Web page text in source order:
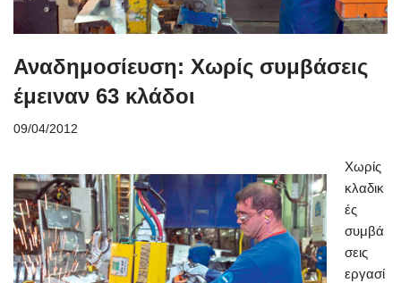
Αναδημοσίευση: Χωρίς συμβάσεις
έμειναν 63 κλάδοι
09/04/2012
Χωρίς
κλαδικ
ές
συμβά
σεις
εργασί